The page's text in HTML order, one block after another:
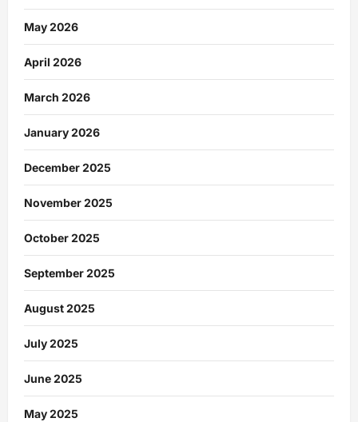
May 2026
April 2026
March 2026
January 2026
December 2025
November 2025
October 2025
September 2025
August 2025
July 2025
June 2025
May 2025